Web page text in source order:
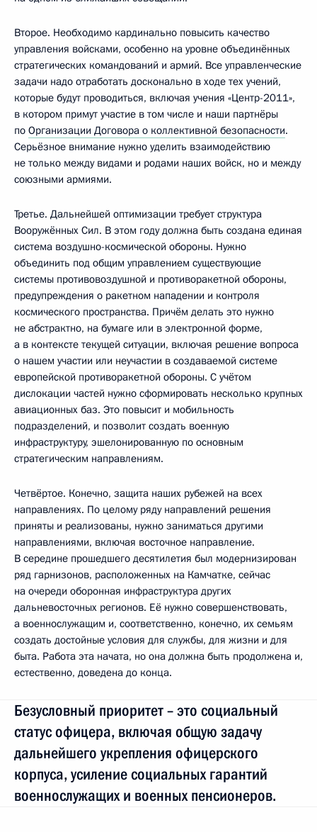
Второе. Необходимо кардинально повысить качество
управления войсками, особенно на уровне объединённых
стратегических командований и армий. Все управленческие
задачи надо отработать досконально в ходе тех учений,
которые будут проводиться, включая учения «Центр-2011»,
в котором примут участие в том числе и наши партнёры
по Организации Договора о коллективной безопасности.
Серьёзное внимание нужно уделить взаимодействию
не только между видами и родами наших войск, но и между
союзными армиями.
Третье. Дальнейшей оптимизации требует структура
Вооружённых Сил. В этом году должна быть создана единая
система воздушно-космической обороны. Нужно
объединить под общим управлением существующие
системы противовоздушной и противоракетной обороны,
предупреждения о ракетном нападении и контроля
космического пространства. Причём делать это нужно
не абстрактно, на бумаге или в электронной форме,
а в контексте текущей ситуации, включая решение вопроса
о нашем участии или неучастии в создаваемой системе
европейской противоракетной обороны. С учётом
дислокации частей нужно сформировать несколько крупных
авиационных баз. Это повысит и мобильность
подразделений, и позволит создать военную
инфраструктуру, эшелонированную по основным
стратегическим направлениям.
Четвёртое. Конечно, защита наших рубежей на всех
направлениях. По целому ряду направлений решения
приняты и реализованы, нужно заниматься другими
направлениями, включая восточное направление.
В середине прошедшего десятилетия был модернизирован
ряд гарнизонов, расположенных на Камчатке, сейчас
на очереди оборонная инфраструктура других
дальневосточных регионов. Её нужно совершенствовать,
а военнослужащим и, соответственно, конечно, их семьям
создать достойные условия для службы, для жизни и для
быта. Работа эта начата, но она должна быть продолжена и,
естественно, доведена до конца.
Безусловный приоритет – это социальный
статус офицера, включая общую задачу
дальнейшего укрепления офицерского
корпуса, усиление социальных гарантий
военнослужащих и военных пенсионеров.